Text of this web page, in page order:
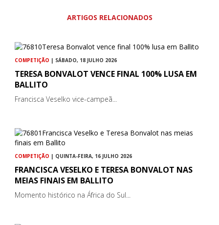
ARTIGOS RELACIONADOS
COMPETIÇÃO | SÁBADO, 18 JULHO 2026
TERESA BONVALOT VENCE FINAL 100% LUSA EM
BALLITO
Francisca Veselko vice-campeã...
COMPETIÇÃO | QUINTA-FEIRA, 16 JULHO 2026
FRANCISCA VESELKO E TERESA BONVALOT NAS
MEIAS FINAIS EM BALLITO
Momento histórico na África do Sul...